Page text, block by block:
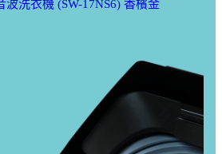
洗衣機 (SW-17NS6) 香檳金